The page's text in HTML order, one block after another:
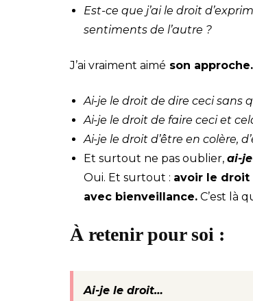
Est-ce que j’ai le droit
sentiments de l’autre ?
J’ai vraiment aimé son approche.
Ai-je le droit de dire ceci sans
Ai-je le droit de faire ceci et
Ai-je le droit d’être en colère,
Et surtout ne pas oublier, ai-
Oui. Et surtout : avoir le droit
avec bienveillance. C’est là
À retenir pour soi :
Ai-je le droit…